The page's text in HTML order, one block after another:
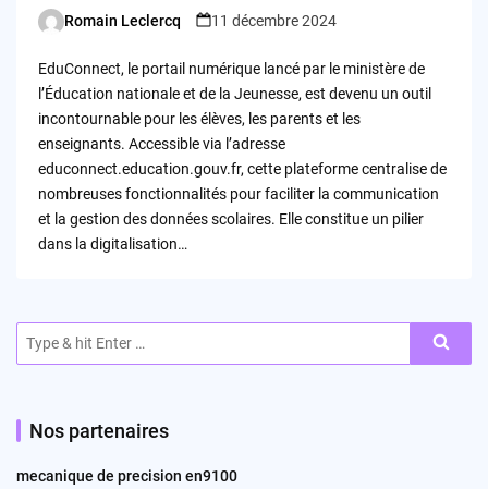
Posted
Romain Leclercq 11 décembre 2024
EduConnect, le portail numérique lancé par le ministère de
l’Éducation nationale et de la Jeunesse, est devenu un outil
incontournable pour les élèves, les parents et les
enseignants. Accessible via l’adresse
educonnect.education.gouv.fr, cette plateforme centralise de
nombreuses fonctionnalités pour faciliter la communication
et la gestion des données scolaires. Elle constitue un pilier
dans la digitalisation…
for:
Nos partenaires
mecanique de precision en9100